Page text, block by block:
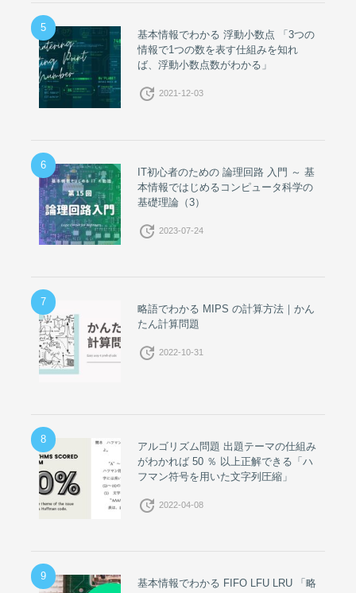
5
基本情報でわかる 浮動小数点 「3つの
情報で1つの数を表す仕組みを知れ
ば、浮動小数点数がわかる」
update 2021-12-03
6
IT初心者のための 論理回路 入門 ～ 基
本情報ではじめるコンピュータ科学の
基礎理論（3）
update 2023-07-24
7
略語でわかる MIPS の計算方法｜かん
たん計算問題
update 2022-10-31
8
アルゴリズム問題 出題テーマの仕組み
がわかれば 50 ％ 以上正解できる「ハ
フマン符号を用いた文字列圧縮」
update 2022-04-08
9
基本情報でわかる FIFO LFU LRU 「略